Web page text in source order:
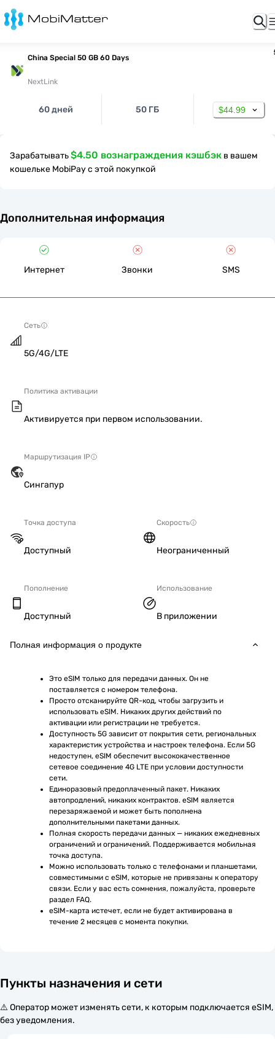
China Special 50 GB 60 Days
NextLink
60 дней 50 ГБ $44.99
Зарабатывать$4.50 вознаграждения кэшбэк в вашем
кошельке MobiPay с этой покупкой
Дополнительная информация
Интернет Звонки SMS
Сеть
5G/4G/LTE
Политика активации
Активируется при первом использовании.
Маршрутизация IP
Сингапур
Точка доступа
Доступный
Скорость
Неограниченный
Пополнение
Доступный
Использование
В приложении
Полная информация о продукте
Это eSIM только для передачи данных. Он не
поставляется с номером телефона.
Просто отсканируйте QR-код, чтобы загрузить и
использовать eSIM. Никаких других действий по
активации или регистрации не требуется.
Доступность 5G зависит от покрытия сети, региональных
характеристик устройства и настроек телефона. Если 5G
недоступен, eSIM обеспечит высококачественное
сетевое соединение 4G LTE при условии доступности
сети.
Единоразовый предоплаченный пакет. Никаких
автопродлений, никаких контрактов. eSIM является
перезаряжаемой и может быть пополнена
дополнительными пакетами данных.
Полная скорость передачи данных — никаких ежедневных
ограничений и ограничений. Поддерживается мобильная
точка доступа.
Можно использовать только с телефонами и планшетами,
совместимыми с eSIM, которые не привязаны к оператору
связи. Если у вас есть сомнения, пожалуйста, проверьте
раздел FAQ.
eSIM-карта истечет, если не будет активирована в
течение 2 месяцев с момента покупки.
Пункты назначения и сети
⚠️ Оператор может изменять сети, к которым подключается eSIM,
без уведомления.